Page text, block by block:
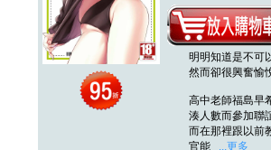
明明知道是不可
然而卻很興奮愉
高中老師福島早
湊人數而參加聯
而在那裡跟以前
官能 ...更多